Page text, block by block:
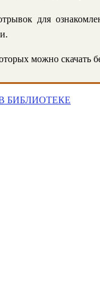
для
можно скачать
БИБЛИОТЕКЕ